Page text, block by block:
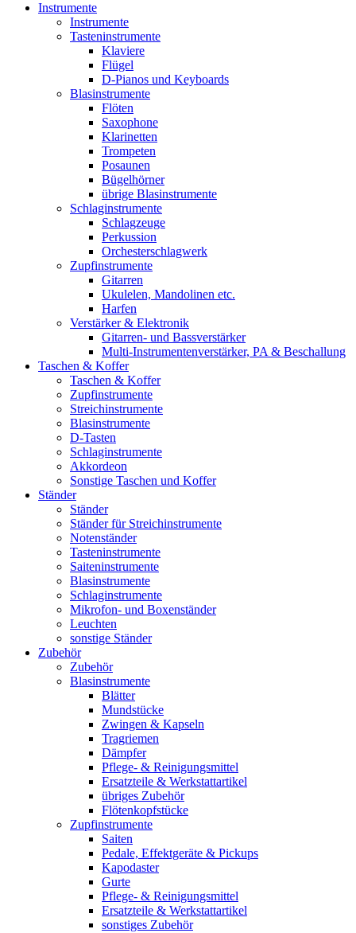
Instrumente
Instrumente
Tasteninstrumente
Klaviere
Flügel
D-Pianos und Keyboards
Blasinstrumente
Flöten
Saxophone
Klarinetten
Trompeten
Posaunen
Bügelhörner
übrige Blasinstrumente
Schlaginstrumente
Schlagzeuge
Perkussion
Orchesterschlagwerk
Zupfinstrumente
Gitarren
Ukulelen, Mandolinen etc.
Harfen
Verstärker & Elektronik
Gitarren- und Bassverstärker
Multi-Instrumentenverstärker, PA & Beschallung
Taschen & Koffer
Taschen & Koffer
Zupfinstrumente
Streichinstrumente
Blasinstrumente
D-Tasten
Schlaginstrumente
Akkordeon
Sonstige Taschen und Koffer
Ständer
Ständer
Ständer für Streichinstrumente
Notenständer
Tasteninstrumente
Saiteninstrumente
Blasinstrumente
Schlaginstrumente
Mikrofon- und Boxenständer
Leuchten
sonstige Ständer
Zubehör
Zubehör
Blasinstrumente
Blätter
Mundstücke
Zwingen & Kapseln
Tragriemen
Dämpfer
Pflege- & Reinigungsmittel
Ersatzteile & Werkstattartikel
übriges Zubehör
Flötenkopfstücke
Zupfinstrumente
Saiten
Pedale, Effektgeräte & Pickups
Kapodaster
Gurte
Pflege- & Reinigungsmittel
Ersatzteile & Werkstattartikel
sonstiges Zubehör